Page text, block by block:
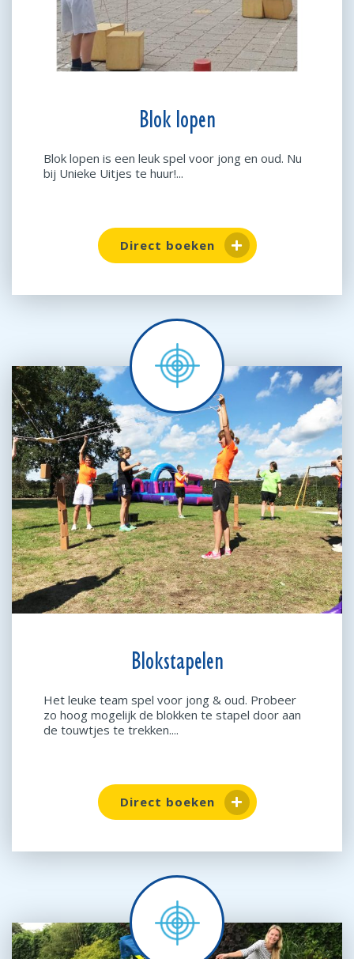
Blok lopen
Blok lopen is een leuk spel voor jong en oud. Nu
bij Unieke Uitjes te huur!...
Direct boeken
Blokstapelen
Het leuke team spel voor jong & oud. Probeer
zo hoog mogelijk de blokken te stapel door aan
de touwtjes te trekken....
Direct boeken